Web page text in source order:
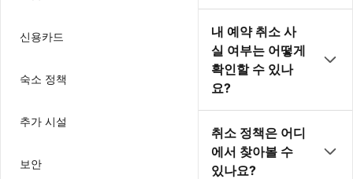
신용카드
숙소 정책
추가 시설
보안
내 예약 취소 사
실 여부는 어떻게
확인할 수 있나
요?
취소 정책은 어디
에서 찾아볼 수
있나요?